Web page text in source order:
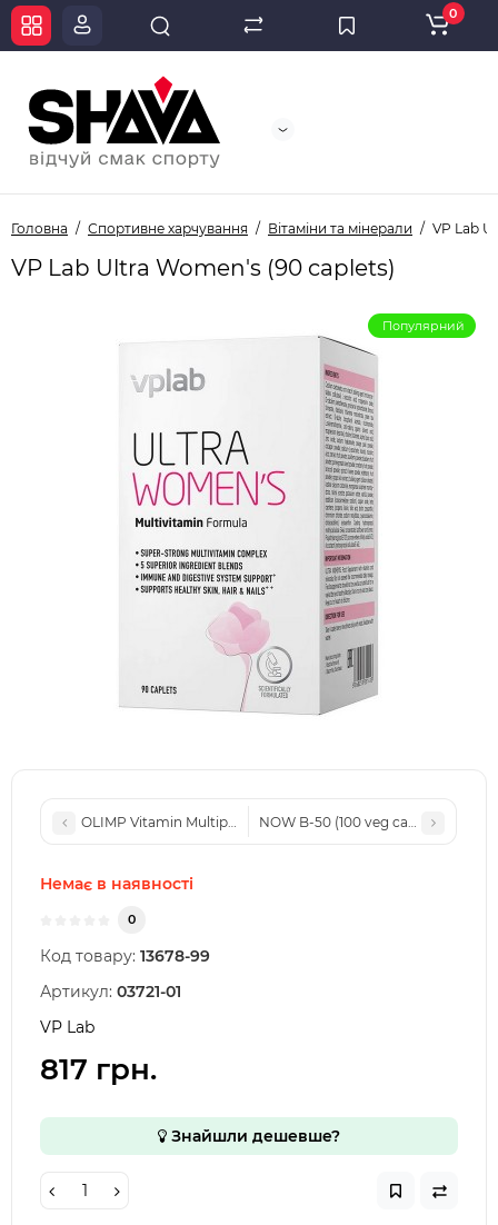
0
Головна Спортивне харчування Вітаміни та мінерали VP Lab
VP Lab Ultra Women's (90 caplets)
Популярний
OLIMP Vitamin Multiple Sport (60 caps)
NOW B-50 (100 veg caps)
Немає в наявності
0
Код товару: 13678-99
Артикул: 03721-01
VP Lab
817 грн.
Знайшли дешевше?